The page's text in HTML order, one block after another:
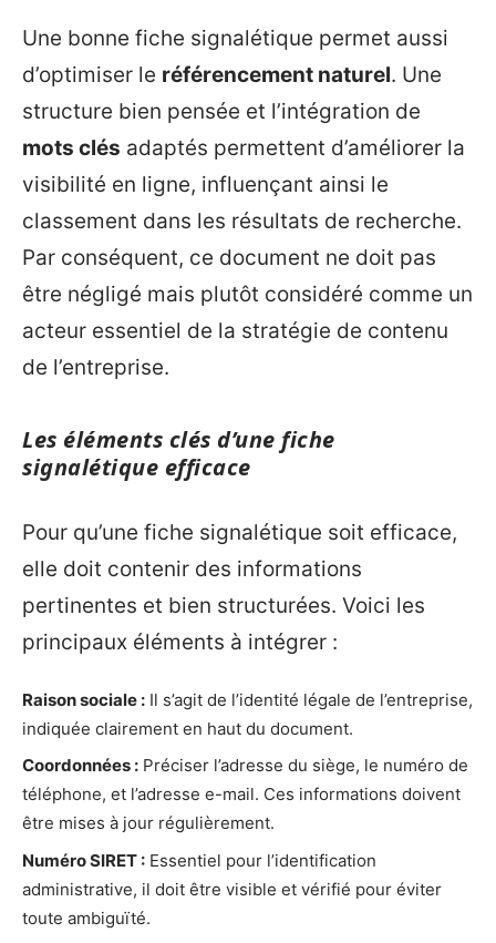
Une bonne fiche signalétique permet aussi
d’optimiser le référencement naturel. Une
structure bien pensée et l’intégration de
mots clés adaptés permettent d’améliorer la
visibilité en ligne, influençant ainsi le
classement dans les résultats de recherche.
Par conséquent, ce document ne doit pas
être négligé mais plutôt considéré comme un
acteur essentiel de la stratégie de contenu
de l’entreprise.
Les éléments clés d’une fiche
signalétique efficace
Pour qu’une fiche signalétique soit efficace,
elle doit contenir des informations
pertinentes et bien structurées. Voici les
principaux éléments à intégrer :
Raison sociale : Il s’agit de l’identité légale de l’entreprise,
indiquée clairement en haut du document.
Coordonnées : Préciser l’adresse du siège, le numéro de
téléphone, et l’adresse e-mail. Ces informations doivent
être mises à jour régulièrement.
Numéro SIRET : Essentiel pour l’identification
administrative, il doit être visible et vérifié pour éviter
toute ambiguïté.